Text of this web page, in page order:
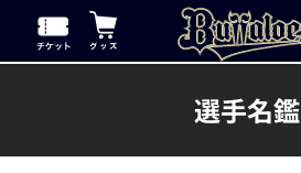
選手名鑑